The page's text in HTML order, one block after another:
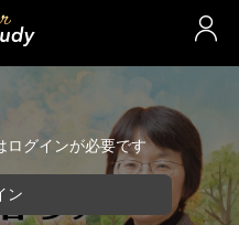
ログインが必要です
ン